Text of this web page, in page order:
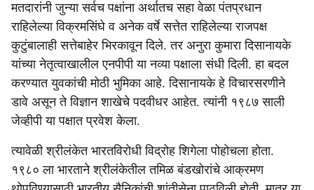
मतदारांनी जुन्या सर्वच पक्षांना अर्थातच सहा वेळा पंतप्रधान
राहिलेल्या विक्रमसिंघे व अनेक वर्षे सत्तेत राहिलेल्या राजपक्ष
कुटुंबालाही सत्तेबाहेर भिरकावून दिले. तर अनुरा कुमारा दिसानायके
यांच्या नेतृत्वाखालील एनपीपी या नव्या पक्षाला संधी दिली. हा बदल
करण्यात युवकांची मोठी भुमिका आहे. दिसानायके हे विचारसरणीने
डावे असून ते विज्ञान शाखेचे पदवीधर आहेत. त्यांनी १९८७ साली
जेव्हीपी या पक्षात प्रवेश केला.
त्यावेळी श्रीलंकेत भारतविरोधी विद्रोह शिगेला पोहोचला होता.
१९८० ला भारताने श्रीलंकेतील तमिळ बंडखोरांचे आक्रमण